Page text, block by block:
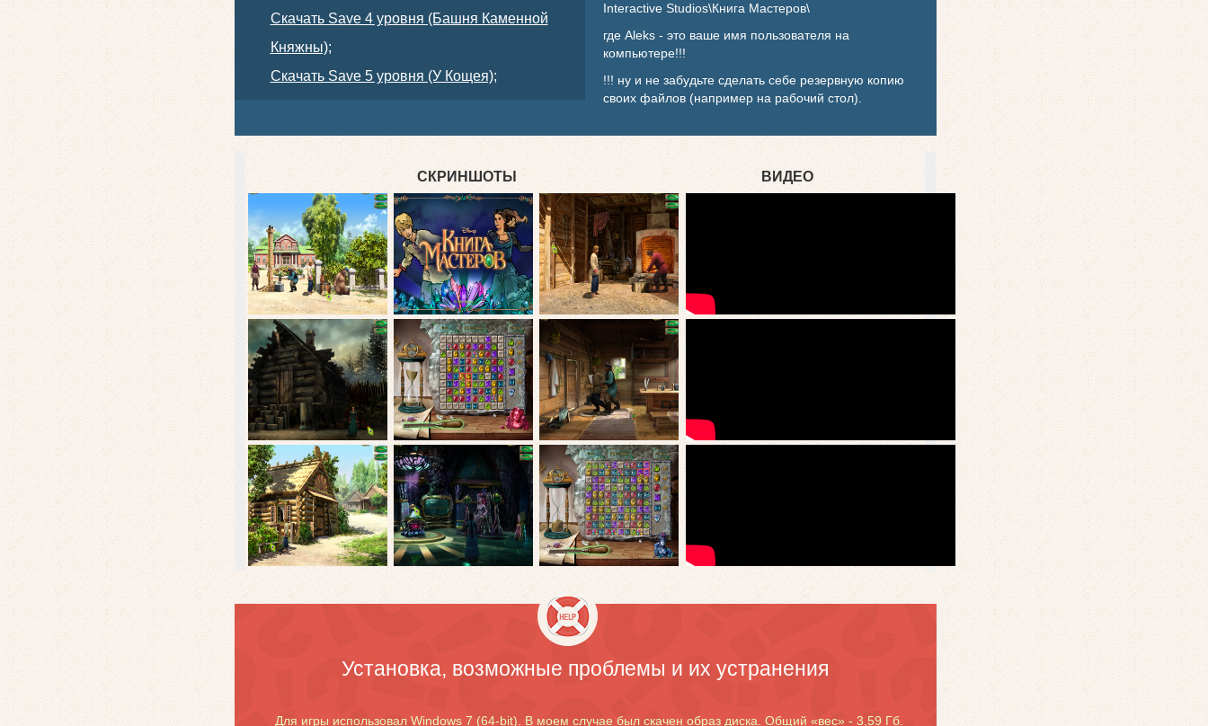
Скачать Save 4 уровня (Башня Каменной
Княжны);
Скачать Save 5 уровня (У Кощея);
Interactive Studios\Книга Мастеров\
где Aleks - это ваше имя пользователя на
компьютере!!!
!!! ну и не забудьте сделать себе резервную копию
своих файлов (например на рабочий стол).
СКРИНШОТЫ ВИДЕО
Установка, возможные проблемы и их устранения
Для игры использовал Windows 7 (64-bit). В моем случае был скачен образ диска. Общий «вес» - 3,59 Гб.